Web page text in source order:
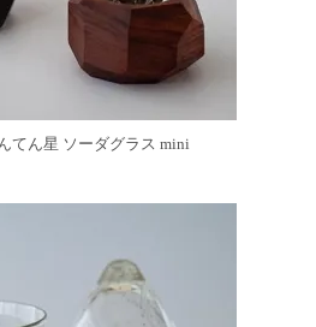
てん星 ソーダグラス mini